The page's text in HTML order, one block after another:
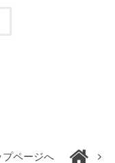
プページへ